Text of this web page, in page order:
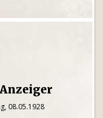
08.05.1928